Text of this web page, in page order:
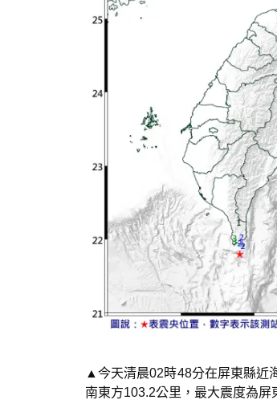
▲今天清晨02時48分在屏東縣近
南東方103.2公里，最大震度為屏